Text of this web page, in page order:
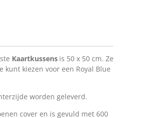
Kaartkussens is 50 x 50 cm. Ze
kunt kiezen voor een Royal Blue
worden geleverd.
cover en is gevuld met 600